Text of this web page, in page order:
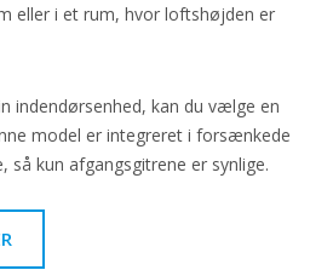
eller i et rum, hvor loftshøjden er
indendørsenhed, kan du vælge en
model er integreret i forsænkede
kun afgangsgitrene er synlige.